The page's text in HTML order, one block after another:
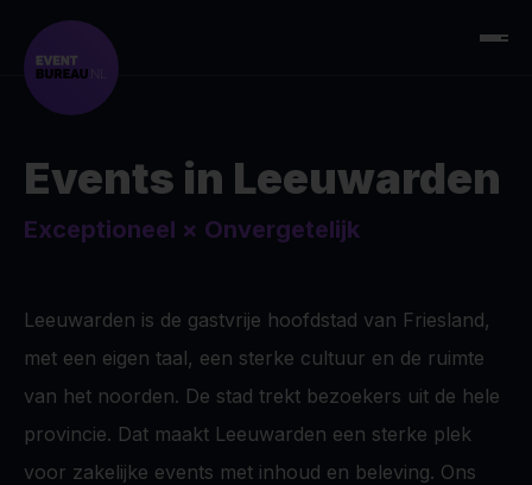
Events in Leeuwarden
Exceptioneel × Onvergetelijk
Leeuwarden is de gastvrije hoofdstad van Friesland,
met een eigen taal, een sterke cultuur en de ruimte
van het noorden. De stad trekt bezoekers uit de hele
provincie. Dat maakt Leeuwarden een sterke plek
voor zakelijke events met inhoud en beleving. Ons